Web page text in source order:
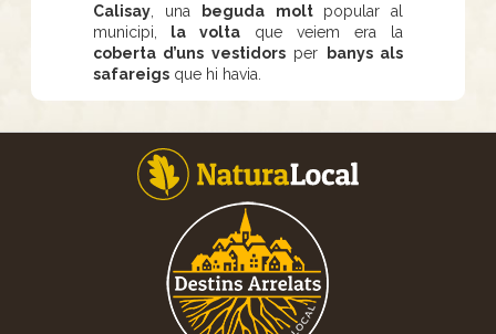
Calisay , una beguda molt popular al
municipi,
la volta que veiem era la
coberta d’uns vestidorsper
banys als
safareigs que hi havia.